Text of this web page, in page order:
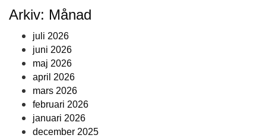
Arkiv: Månad
juli 2026
juni 2026
maj 2026
april 2026
mars 2026
februari 2026
januari 2026
december 2025